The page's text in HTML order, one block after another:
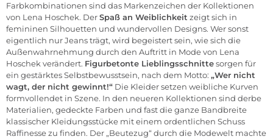
Farbkombinationen sind das Markenzeichen der Kollektionen
von Lena Hoschek. DerSpaß an Weiblichkeit zeigt sich in
femininen Silhouetten und wundervollen Designs. Wer sonst
eigentlich nurJeansträgt, wird begeistert sein, wie sich die
Außenwahrnehmung durch den Auftritt in Mode von Lena
Hoschek verändert. Figurbetonte Lieblingsschnittesorgen für
ein gestärktes Selbstbewusstsein, nach dem Motto: „Wer nicht
wagt, der nicht gewinnt!“ Die Kleider setzen weibliche Kurven
formvollendet in Szene. In den neueren Kollektionen sind derbe
Materialien, gedeckte Farben und fast die ganze Bandbreite
klassischer Kleidungsstücke mit einem ordentlichen Schuss
Raffinesse zu finden. Der „Beutezug“ durch die Modewelt machte